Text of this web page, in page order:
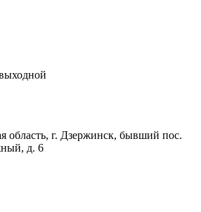
область, г. Дзержинск, бывший пос.
д. 6